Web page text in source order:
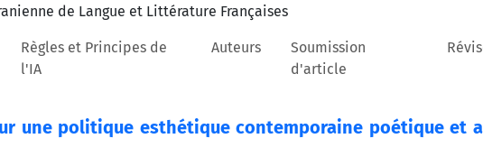
Règles et Principes de
l'IA
Auteurs
Soumission
d'article
une politique esthétique contemporaine poétique et